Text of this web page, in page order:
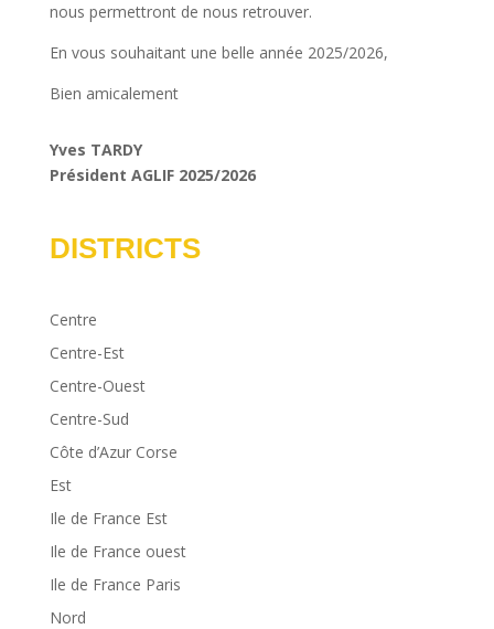
nous permettront de nous retrouver.
En vous souhaitant une belle année 2025/2026,
Bien amicalement
Yves TARDY
Président AGLIF 2025/2026
DISTRICTS
Centre
Centre-Est
Centre-Ouest
Centre-Sud
Côte d’Azur Corse
Est
Ile de France Est
Ile de France ouest
Ile de France Paris
Nord